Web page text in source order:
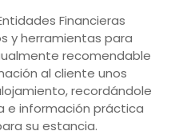
Financieras
y herramientas para
recomendable
al cliente unos
recordándole
e información práctica
su estancia.